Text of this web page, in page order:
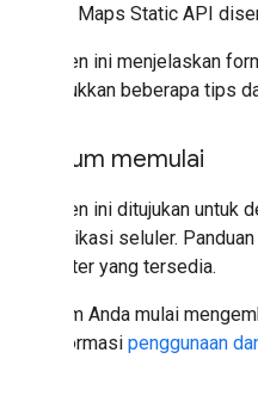
Gambar Maps Static API
Dokumen ini menjelaskan
menunjukkan beberapa tips
Sebelum memulai
Dokumen ini ditujukan
atau aplikasi seluler.
parameter yang tersedia.
Sebelum Anda mulai
dan informasi penggunaan